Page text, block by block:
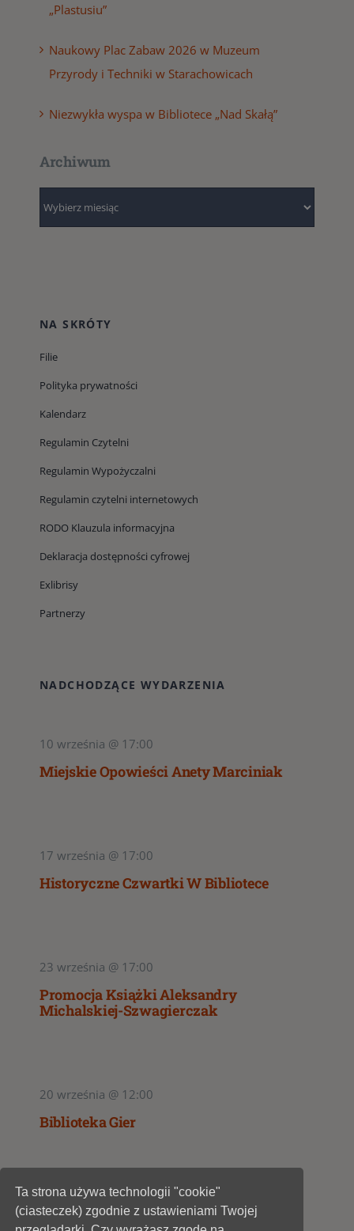
„Plastusiu”
Naukowy Plac Zabaw 2026 w Muzeum
Przyrody i Techniki w Starachowicach
Niezwykła wyspa w Bibliotece „Nad Skałą”
Archiwum
NA SKRÓTY
Filie
Polityka prywatności
Kalendarz
Regulamin Czytelni
Regulamin Wypożyczalni
Regulamin czytelni internetowych
RODO Klauzula informacyjna
Deklaracja dostępności cyfrowej
Exlibrisy
Partnerzy
NADCHODZĄCE WYDARZENIA
10 września @ 17:00
Miejskie Opowieści Anety Marciniak
17 września @ 17:00
Historyczne Czwartki W Bibliotece
23 września @ 17:00
Promocja Książki Aleksandry
Michalskiej-Szwagierczak
20 września @ 12:00
Biblioteka Gier
1 2
Ta strona używa technologii "cookie"
(ciasteczek) zgodnie z ustawieniami Twojej